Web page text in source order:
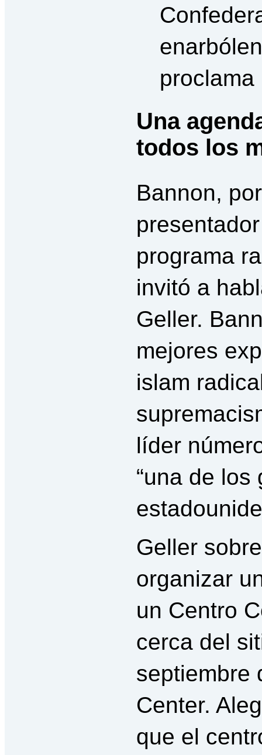
Una
todos los
Bannon,
programa
invitó a
Geller.
mejores
islam
líder
“una de los
Geller
organizar
un Centro
cerca del
septiembre
Center.
que el